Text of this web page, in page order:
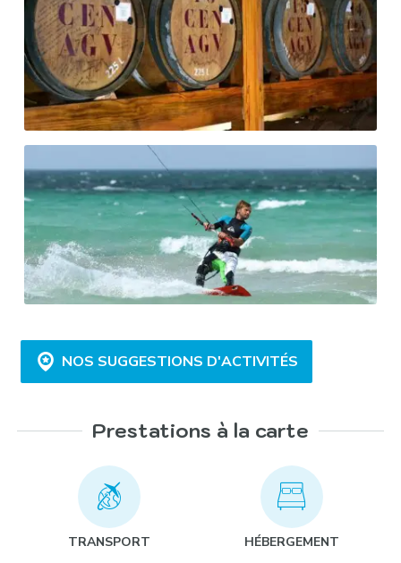
NOS SUGGESTIONS D'ACTIVITÉS
Prestations à la carte
TRANSPORT HÉBERGEMENT